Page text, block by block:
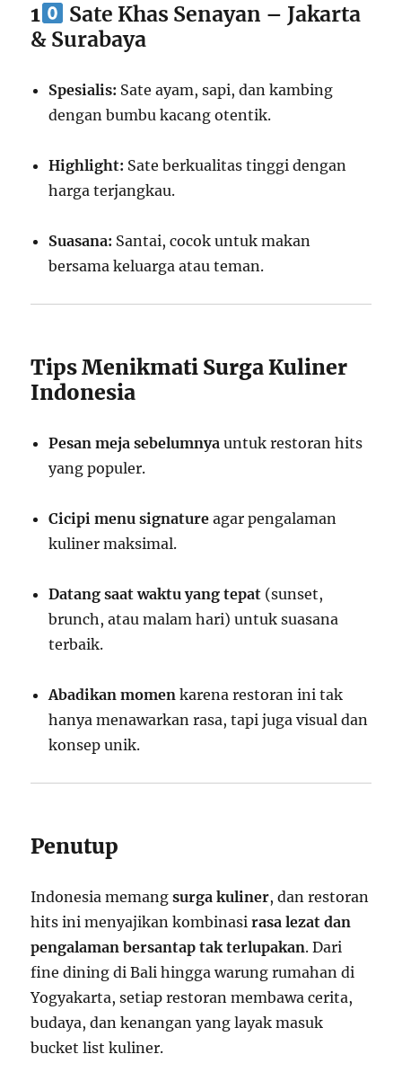
1
Sate Khas Senayan – Jakarta
& Surabaya
Spesialis: Sate ayam, sapi, dan kambing
dengan bumbu kacang otentik.
Highlight: Sate berkualitas tinggi dengan
harga terjangkau.
Suasana: Santai, cocok untuk makan
bersama keluarga atau teman.
Tips Menikmati Surga Kuliner
Indonesia
Pesan meja sebelumnya untuk restoran hits
yang populer.
Cicipi menu signature agar pengalaman
kuliner maksimal.
Datang saat waktu yang tepat (sunset,
brunch, atau malam hari) untuk suasana
terbaik.
Abadikan momen karena restoran ini tak
hanya menawarkan rasa, tapi juga visual dan
konsep unik.
Penutup
Indonesia memangsurga kuliner, dan restoran
hits ini menyajikan kombinasirasa lezat dan
pengalaman bersantap tak terlupakan. Dari
fine dining di Bali hingga warung rumahan di
Yogyakarta, setiap restoran membawa cerita,
budaya, dan kenangan yang layak masuk
bucket list kuliner.